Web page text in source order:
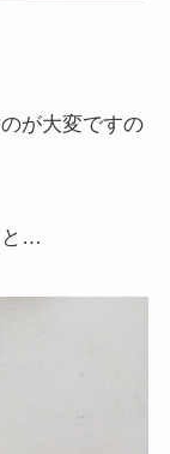
が大変ですの
と…